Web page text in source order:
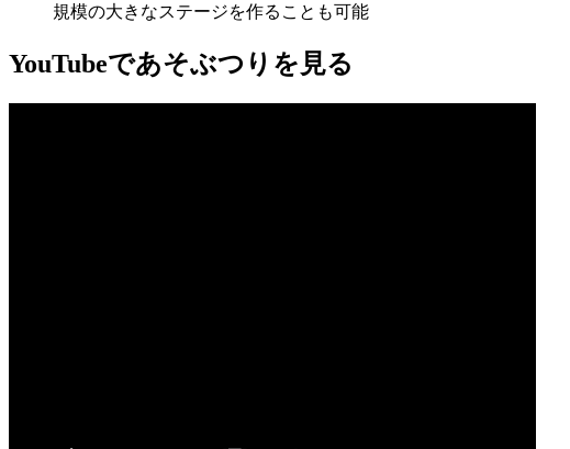
規模の大きなステージを作ることも可能
YouTubeであそぶつりを見る